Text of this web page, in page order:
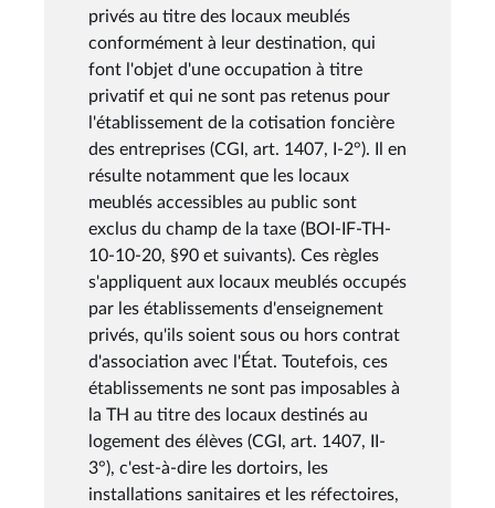
privés au titre des locaux meublés
conformément à leur destination, qui
font l'objet d'une occupation à titre
privatif et qui ne sont pas retenus pour
l'établissement de la cotisation foncière
des entreprises (CGI, art. 1407, I-2°). Il en
résulte notamment que les locaux
meublés accessibles au public sont
exclus du champ de la taxe (BOI-IF-TH-
10-10-20, §90 et suivants). Ces règles
s'appliquent aux locaux meublés occupés
par les établissements d'enseignement
privés, qu'ils soient sous ou hors contrat
d'association avec l'État. Toutefois, ces
établissements ne sont pas imposables à
la TH au titre des locaux destinés au
logement des élèves (CGI, art. 1407, II-
3°), c'est-à-dire les dortoirs, les
installations sanitaires et les réfectoires,